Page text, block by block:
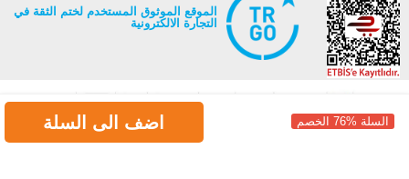
السلة %76 الخصم اضف الى السلة
الموقع الموثوق المستخدم لختم الثقة في
التجارة الالكترونية